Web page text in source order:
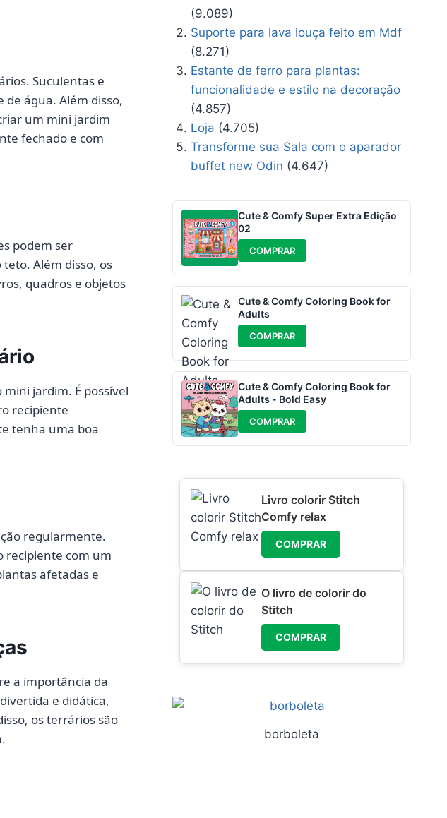
Suculentas e
de água. Além disso,
um mini jardim
fechado e com
podem ser
Além disso, os
quadros e objetos
jardim. É possível
recipiente
tenha uma boa
regularmente.
recipiente com um
afetadas e
a importância da
e didática,
os terrários são
(9.089)
Suporte para lava louça feito em Mdf
(8.271)
Estante de ferro para plantas:
funcionalidade e estilo na decoração
(4.857)
Loja (4.705)
Transforme sua Sala com o aparador
buffet new Odin (4.647)
Cute & Comfy Super Extra Edição
02
COMPRAR
Cute & Comfy Coloring Book for
Adults
COMPRAR
Cute & Comfy Coloring Book for
Adults - Bold Easy
COMPRAR
Livro colorir Stitch
Comfy relax
COMPRAR
O livro de colorir do
Stitch
COMPRAR
borboleta